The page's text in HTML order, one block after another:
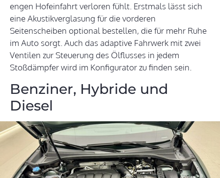
engen Hofeinfahrt verloren fühlt. Erstmals lässt sich
eine Akustikverglasung für die vorderen
Seitenscheiben optional bestellen, die für mehr Ruhe
im Auto sorgt. Auch das adaptive Fahrwerk mit zwei
Ventilen zur Steuerung des Ölflusses in jedem
Stoßdämpfer wird im Konfigurator zu finden sein.
Benziner, Hybride und
Diesel